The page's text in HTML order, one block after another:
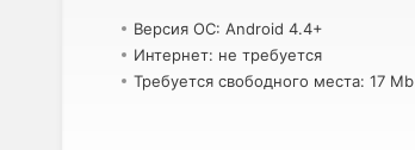
Версия ОС: Android 4.4+
Интернет: не требуется
Требуется свободного места: 17 Mb